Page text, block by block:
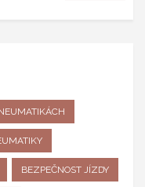
BEZPEČNOST JÍZDY